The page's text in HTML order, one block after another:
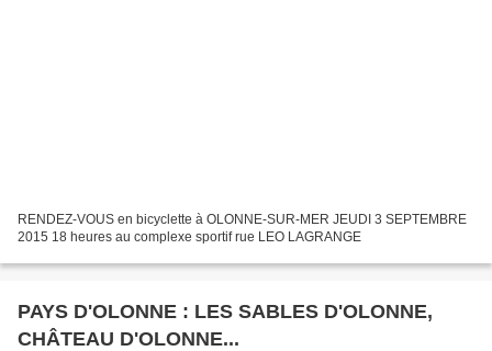
RENDEZ-VOUS en bicyclette à OLONNE-SUR-MER JEUDI 3 SEPTEMBRE
2015 18 heures au complexe sportif rue LEO LAGRANGE
PAYS D'OLONNE : LES SABLES D'OLONNE,
CHÂTEAU D'OLONNE...